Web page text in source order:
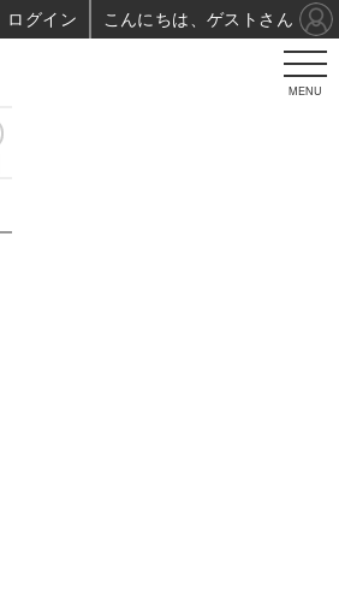
MENU
ログイン こんにちは、ゲストさん